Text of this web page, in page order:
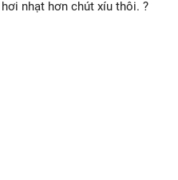
nhạt hơn chút xíu thôi. ?